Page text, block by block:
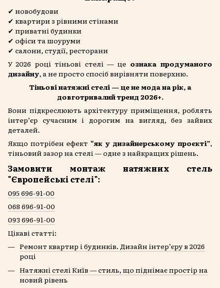
✔ новобудови
✔ квартири з рівними стінами
✔ приватні будинки
✔ офіси та шоуруми
✔ салони, студії, ресторани
У 2026 році тіньові стелі — це ознака продуманого
дизайну, а не просто спосіб вирівняти поверхню.
Тіньові натяжні стелі — це не мода на рік, а
довготривалий тренд 2026+.
Вони підкреслюють архітектуру приміщення, роблять
інтер’єр сучасним і дорогим на вигляд, без зайвих
деталей.
Якщо потрібен ефект “як у дизайнерському проєкті”,
тіньовий зазор на стелі — одне з найкращих рішень.
Замовити монтаж натяжних стель
"Європейські стелі":
095 696-91-00
068 696-91-00
093 696-91-00
Цікаві статті:
Ремонт квартир і будинків. Дизайн інтер’єру в 2026
році
Натяжні стелі Київ — стиль, що піднімає простір на
новий рівень